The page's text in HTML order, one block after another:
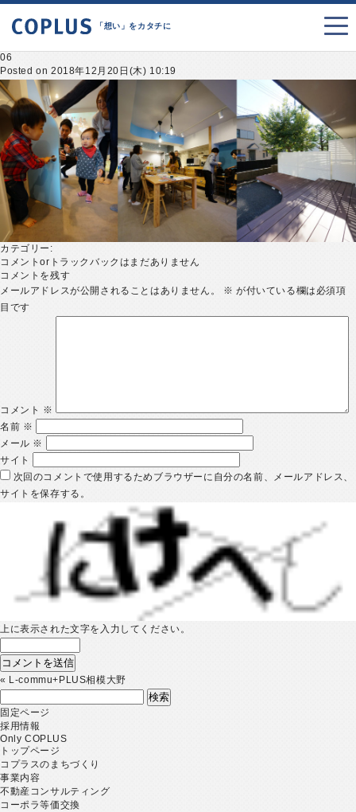
「想い」をカタチに
06
Posted on 2018年12月20日(木) 10:19
カテゴリー:
コメントorトラックバックはまだありません
コメントを残す
メールアドレスが公開されることはありません。
※ が付いている欄は必須項
目です
コメント ※
名前 ※
メール ※
サイト
次回のコメントで使用するためブラウザーに自分の名前、メールアドレス、
サイトを保存する。
上に表示された文字を入力してください。
« L-commu+PLUS相模大野
索:
固定ページ
採用情報
Only COPLUS
トップページ
コプラスのまちづくり
事業内容
不動産コンサルティング
コーポラ等価交換